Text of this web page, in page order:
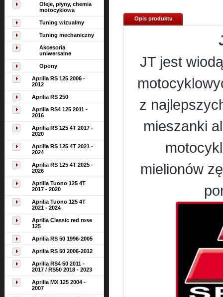
Oleje, płyny, chemia
motocyklowa
Tuning wizualmy
Tuning mechaniczny
Akcesoria
uniwersalne
Opony
Aprilia RS 125 2006 -
2012
Aprilia RS 250
Aprilia RS4 125 2011 -
2016
Aprilia RS 125 4T 2017 -
2020
Aprilia RS 125 4T 2021 -
2024
Aprilia RS 125 4T 2025 -
2026
Aprilia Tuono 125 4T
2017 - 2020
Aprilia Tuono 125 4T
2021 - 2024
Aprilia Classic red rose
125
Aprilia RS 50 1996-2005
Aprilia RS 50 2006-2012
Aprilia RS4 50 2011 -
2017 / RS50 2018 - 2023
Aprilia MX 125 2004 -
2007
Opis produktu
JT jest
z
mieszanki
mielionów